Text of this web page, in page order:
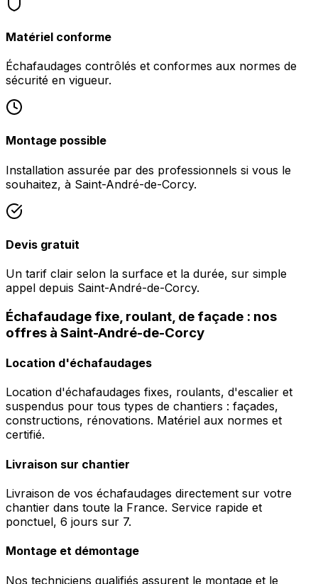
Matériel conforme
Échafaudages contrôlés et conformes aux normes de
sécurité en vigueur.
Montage possible
Installation assurée par des professionnels si vous le
souhaitez, à Saint-André-de-Corcy.
Devis gratuit
Un tarif clair selon la surface et la durée, sur simple
appel depuis Saint-André-de-Corcy.
Échafaudage fixe, roulant, de façade : nos
offres à Saint-André-de-Corcy
Location d'échafaudages
Location d'échafaudages fixes, roulants, d'escalier et
suspendus pour tous types de chantiers : façades,
constructions, rénovations. Matériel aux normes et
certifié.
Livraison sur chantier
Livraison de vos échafaudages directement sur votre
chantier dans toute la France. Service rapide et
ponctuel, 6 jours sur 7.
Montage et démontage
Nos techniciens qualifiés assurent le montage et le